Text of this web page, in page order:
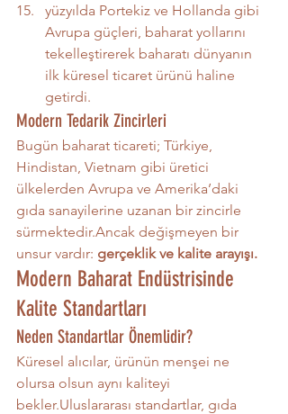
yüzyılda Portekiz ve Hollanda gibi
Avrupa güçleri, baharat yollarını
tekelleştirerek baharatı dünyanın
ilk küresel ticaret ürünü haline
getirdi.
Modern Tedarik Zincirleri
Bugün baharat ticareti; Türkiye,
Hindistan, Vietnam gibi üretici
ülkelerden Avrupa ve Amerika’daki
gıda sanayilerine uzanan bir zincirle
sürmektedir.Ancak değişmeyen bir
unsur vardır: gerçeklik ve kalite arayışı.
Modern Baharat Endüstrisinde
Kalite Standartları
Neden Standartlar Önemlidir?
Küresel alıcılar, ürünün menşei ne
olursa olsun aynı kaliteyi
bekler.Uluslararası standartlar, gıda